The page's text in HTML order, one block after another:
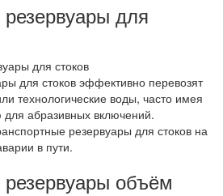
для
для стоков эффективно перевозят
технологические воды, часто имея
абразивных включений.
резервуары для стоков на
в пути.
объём